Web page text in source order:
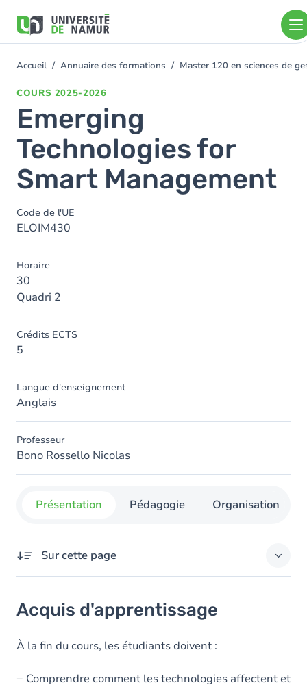
contenu
You
Accueil Annuaire des formations Master 120 en sciences de
COURS 2025-2026
Emerging
Technologies for
Smart Management
Code de l'UE
ELOIM430
Horaire
30
Quadri 2
Crédits ECTS
5
Langue d'enseignement
Anglais
Professeur
Bono Rossello Nicolas
Présentation Pédagogie Organisation
Sur cette page
Objectifs
Contenu
Acquis d'apprentissage
À la fin du cours, les étudiants doivent :
− Comprendre comment les technologies affectent et